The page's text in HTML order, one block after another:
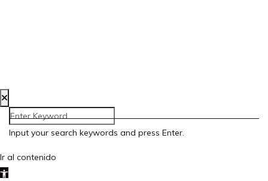
Input your search keywords and press Enter.
Ir al contenido
Abrir barra de herramientas